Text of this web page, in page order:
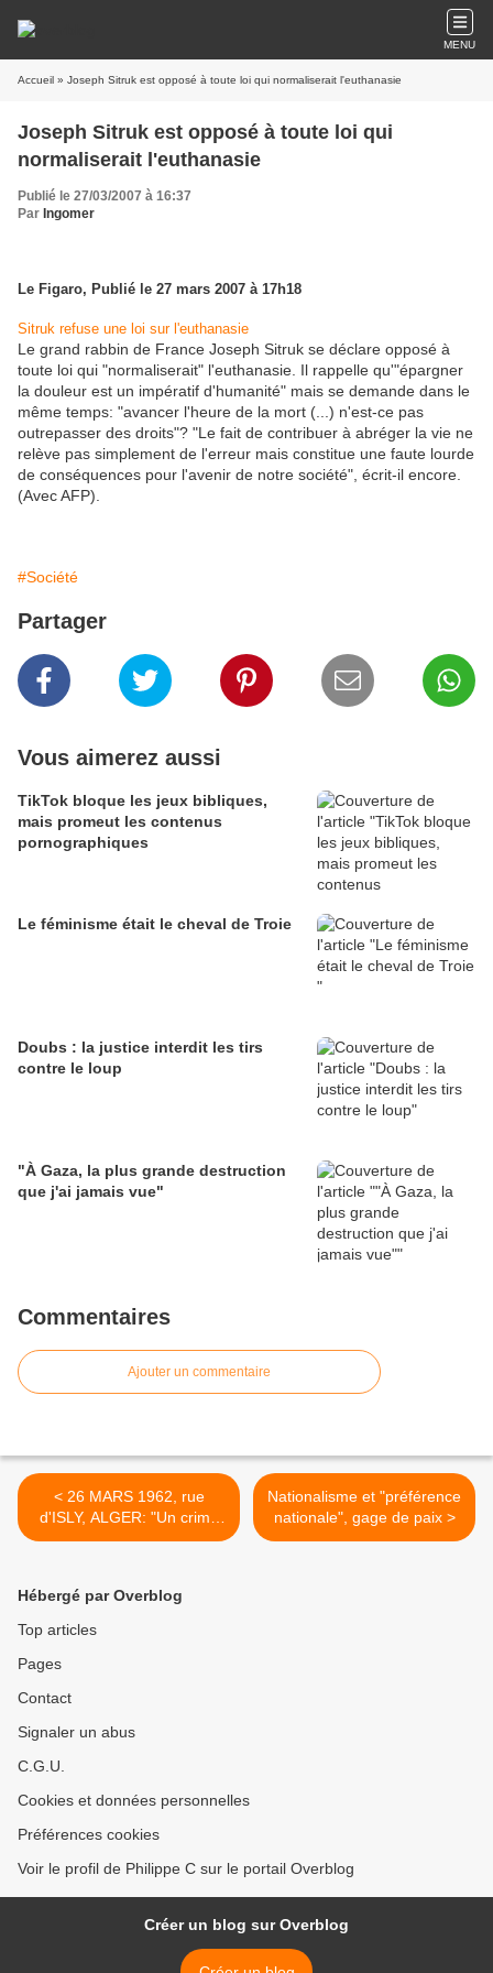
MENU
Accueil » Joseph Sitruk est opposé à toute loi qui normaliserait l'euthanasie
Joseph Sitruk est opposé à toute loi qui
normaliserait l'euthanasie
Publié le 27/03/2007 à 16:37
Par Ingomer
Le Figaro, Publié le 27 mars 2007 à 17h18
Sitruk refuse une loi sur l'euthanasie
Le grand rabbin de France Joseph Sitruk se déclare opposé à
toute loi qui "normaliserait" l'euthanasie. Il rappelle qu'"épargner
la douleur est un impératif d'humanité" mais se demande dans le
même temps: "avancer l'heure de la mort (...) n'est-ce pas
outrepasser des droits"? "Le fait de contribuer à abréger la vie ne
relève pas simplement de l'erreur mais constitue une faute lourde
de conséquences pour l'avenir de notre société", écrit-il encore.
(Avec AFP).
#Société
Partager
Vous aimerez aussi
TikTok bloque les jeux bibliques,
mais promeut les contenus
pornographiques
Le féminisme était le cheval de Troie
Doubs : la justice interdit les tirs
contre le loup
"À Gaza, la plus grande destruction
que j'ai jamais vue"
Commentaires
Ajouter un commentaire
< 26 MARS 1962, rue
d'ISLY, ALGER: "Un crime
d'Etat" (témoignage de
Nationalisme et "préférence
nationale", gage de paix >
Hébergé par Overblog
Top articles
Pages
Contact
Signaler un abus
C.G.U.
Cookies et données personnelles
Préférences cookies
Voir le profil de Philippe C sur le portail Overblog
Créer un blog sur Overblog